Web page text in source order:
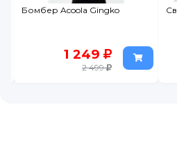
Свитшот Acoola Arla
899
1 799